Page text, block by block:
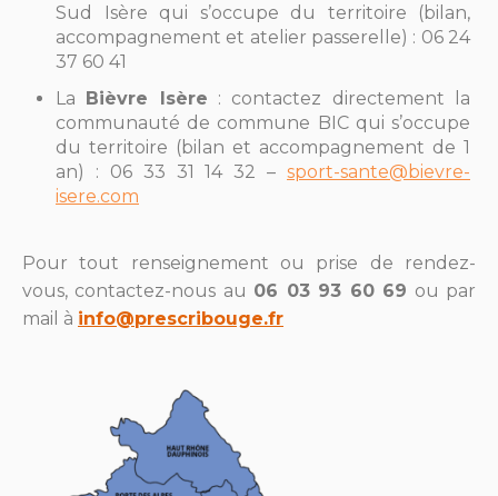
Sud Isère qui s’occupe du territoire (bilan,
accompagnement et atelier passerelle) : 06 24
37 60 41
La Bièvre Isère : contactez directement la
communauté de commune BIC qui s’occupe
du territoire (bilan et accompagnement de 1
an) : 06 33 31 14 32 – sport-sante@bievre-
isere.com
Pour tout renseignement ou prise de rendez-
vous, contactez-nous au 06 03 93 60 69 ou par
mail à info@prescribouge.fr